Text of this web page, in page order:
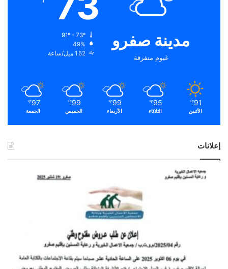
مدينة صفرو
غيوم متفرقة
49%
1.52 ميل/ساعة
91
℉
الأثنين
95
℉
الثلاثاء
99
℉
الأربعاء
99
℉
الخميس
97
℉
الجمعة
إعلانات